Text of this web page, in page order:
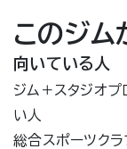
このジム
向いている人
ジム＋スタジオ
い人
総合スポーツクラ